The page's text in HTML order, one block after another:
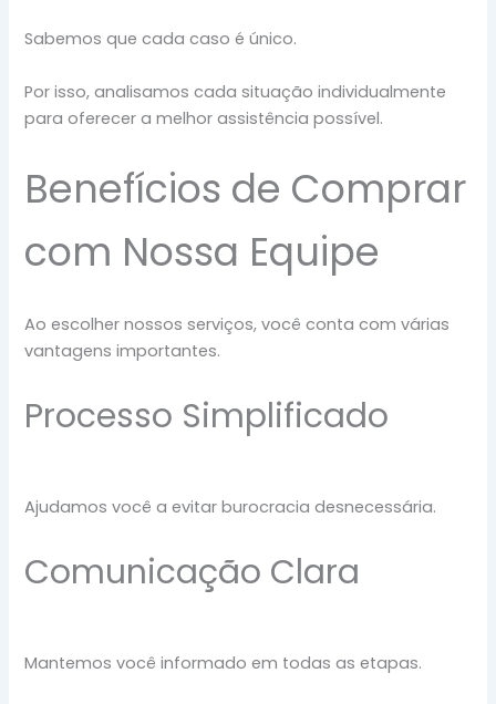
Sabemos que cada caso é único.
Por isso, analisamos cada situação individualmente
para oferecer a melhor assistência possível.
Benefícios de Comprar
com Nossa Equipe
Ao escolher nossos serviços, você conta com várias
vantagens importantes.
Processo Simplificado
Ajudamos você a evitar burocracia desnecessária.
Comunicação Clara
Mantemos você informado em todas as etapas.